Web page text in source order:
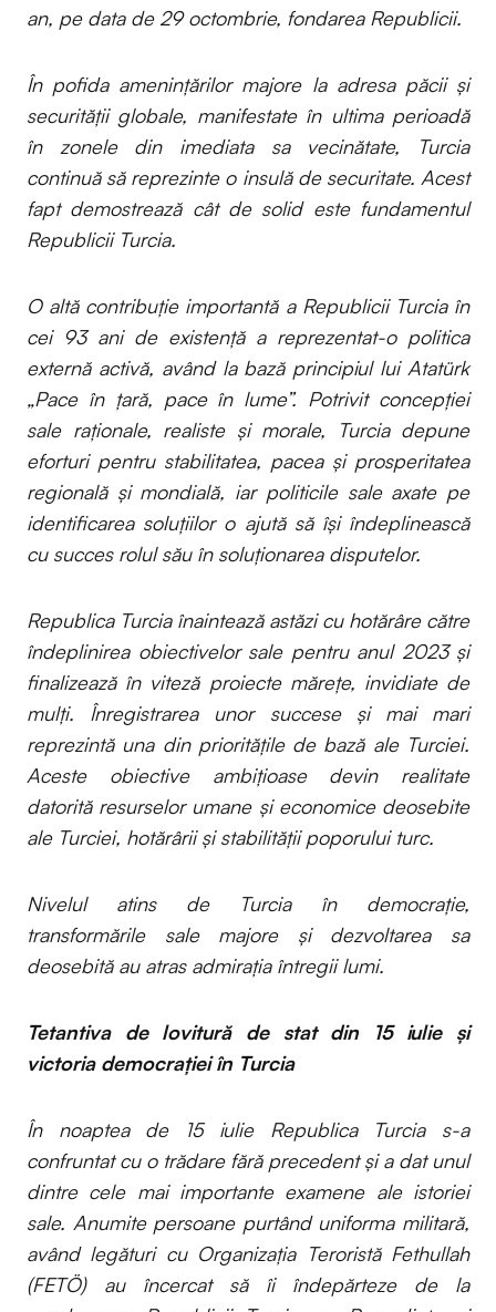
an, pe data de 29 octombrie, fondarea Republicii.
În pofida amenințărilor majore la adresa păcii și
securității globale, manifestate în ultima perioadă
în zonele din imediata sa vecinătate, Turcia
continuă să reprezinte o insulă de securitate. Acest
fapt demostrează cât de solid este fundamentul
Republicii Turcia.
O altă contribuție importantă a Republicii Turcia în
cei 93 ani de existență a reprezentat-o politica
externă activă, având la bază principiul lui Atatürk
„Pace în țară, pace în lume”. Potrivit concepției
sale raționale, realiste și morale, Turcia depune
eforturi pentru stabilitatea, pacea și prosperitatea
regională și mondială, iar politicile sale axate pe
identificarea soluțiilor o ajută să își îndeplinească
cu succes rolul său în soluționarea disputelor.
Republica Turcia înaintează astăzi cu hotărâre către
îndeplinirea obiectivelor sale pentru anul 2023 și
finalizează în viteză proiecte mărețe, invidiate de
mulți. Înregistrarea unor succese și mai mari
reprezintă una din prioritățile de bază ale Turciei.
Aceste obiective ambițioase devin realitate
datorită resurselor umane și economice deosebite
ale Turciei, hotărârii și stabilității poporului turc.
Nivelul atins de Turcia în democrație,
transformările sale majore și dezvoltarea sa
deosebită au atras admirația întregii lumi.
Tetantiva de lovitură de stat din 15 iulie și
victoria democrației în Turcia
În noaptea de 15 iulie Republica Turcia s-a
confruntat cu o trădare fără precedent și a dat unul
dintre cele mai importante examene ale istoriei
sale. Anumite persoane purtând uniforma militară,
având legături cu Organizația Teroristă Fethullah
(FETÖ) au încercat să îi îndepărteze de la